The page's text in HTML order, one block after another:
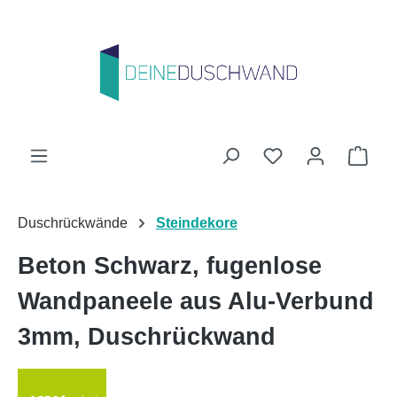
Du hast 0
Duschrückwände Steindekore
Beton Schwarz, fugenlose
Wandpaneele aus Alu-Verbund
3mm, Duschrückwand